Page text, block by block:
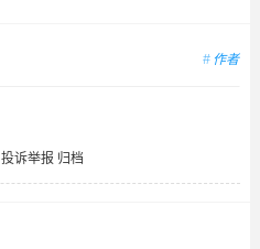
投诉举报 归档
作者